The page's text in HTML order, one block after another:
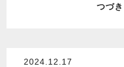
つづ
2024.12.17